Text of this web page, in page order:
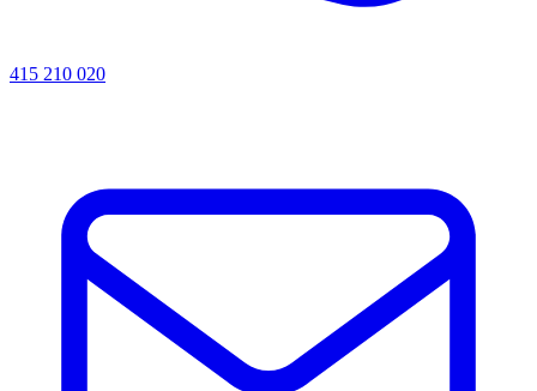
415 210 020